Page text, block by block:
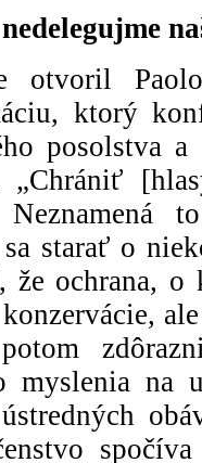
otvoril
ktorý
posolstva
„Chrániť
Neznamená
starať o
že ochrana,
myslenia na